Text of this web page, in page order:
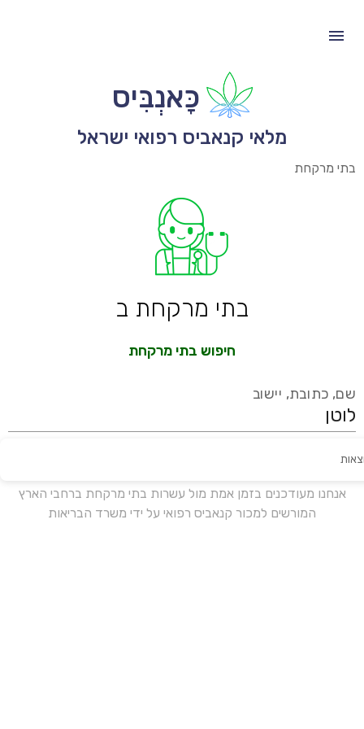
כָּאנְבִּיס
מלאי קנאביס רפואי ישראל
בתי מרקחת
בתי מרקחת ב
חיפוש בתי מרקחת
שם, כתובת, יישוב
אנחנו מעודכנים בזמן אמת מול עשרות בתי מרקחת ברחבי הארץ
המורשים למכור קנאביס רפואי על ידי משרד הבריאות